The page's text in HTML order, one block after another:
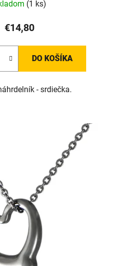
(1 ks)
€14,80
DO KOŠÍKA
- srdiečka.